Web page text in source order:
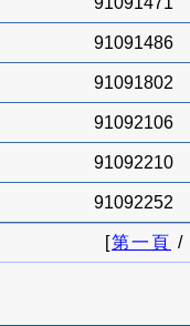
91091486
91091802
91092106
91092210
91092252
[第一頁 /